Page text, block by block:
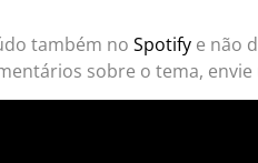
também no Spotify e não
sobre o tema,